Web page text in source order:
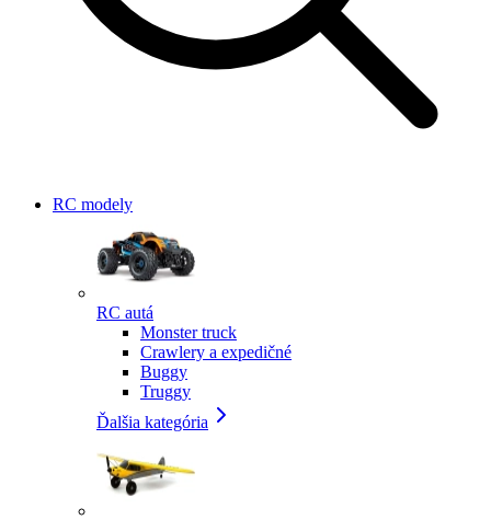
RC modely
RC autá
Monster truck
Crawlery a expedičné
Buggy
Truggy
Ďalšia kategória